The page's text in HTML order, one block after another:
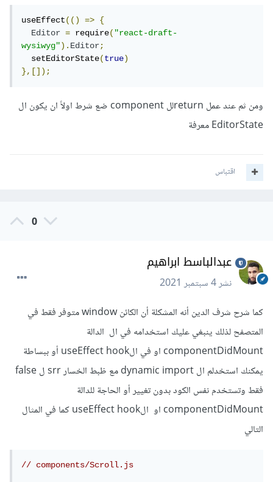
useEffect(() =>
{
Editor
= require("react-draft-
wysiwyg").Editor;
  setEditorState
(true)
},[]);
ومن ثم عند عمل returnلل component ضع شرط اولاً ان يكون ال
EditorState معرفة
اقتباس
0
عبدالباسط ابراهيم
نشر4 سبتمبر 2021
كما شرح شرف الدين أنه المشكلة أن الكائن window متوفر فقط في
المتصفح لذلك ينبغي عليك استخدامه في ال الدالة
componentDidMount او في الuseEffect hook أو ببساطة
يمكنك استخدلم ال dynamic import مع ظبط الخسار srr ل false
فقط وتستخدم نفس الكود بدون تغيير أو الحاجة للدالة
componentDidMount او الuseEffect hook كما في المثال
التالي
// components/Scroll.js